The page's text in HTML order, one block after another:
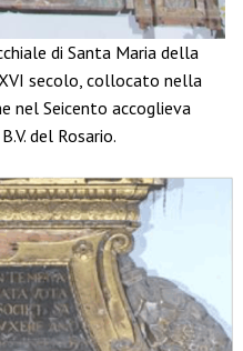
di Santa Maria della
secolo, collocato nella
nel Seicento accoglieva
del Rosario.